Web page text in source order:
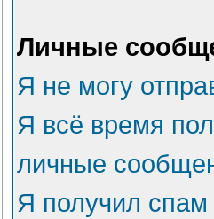
Личные
Я не могу
Я всё время
личные
Я получил